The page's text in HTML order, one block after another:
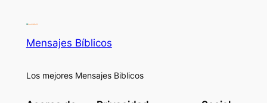
Mensajes Bíblicos
Los mejores Mensajes Biblicos